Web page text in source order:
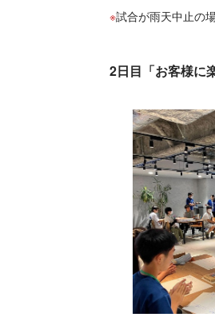
試合が雨天中止の
2日目「お客様に